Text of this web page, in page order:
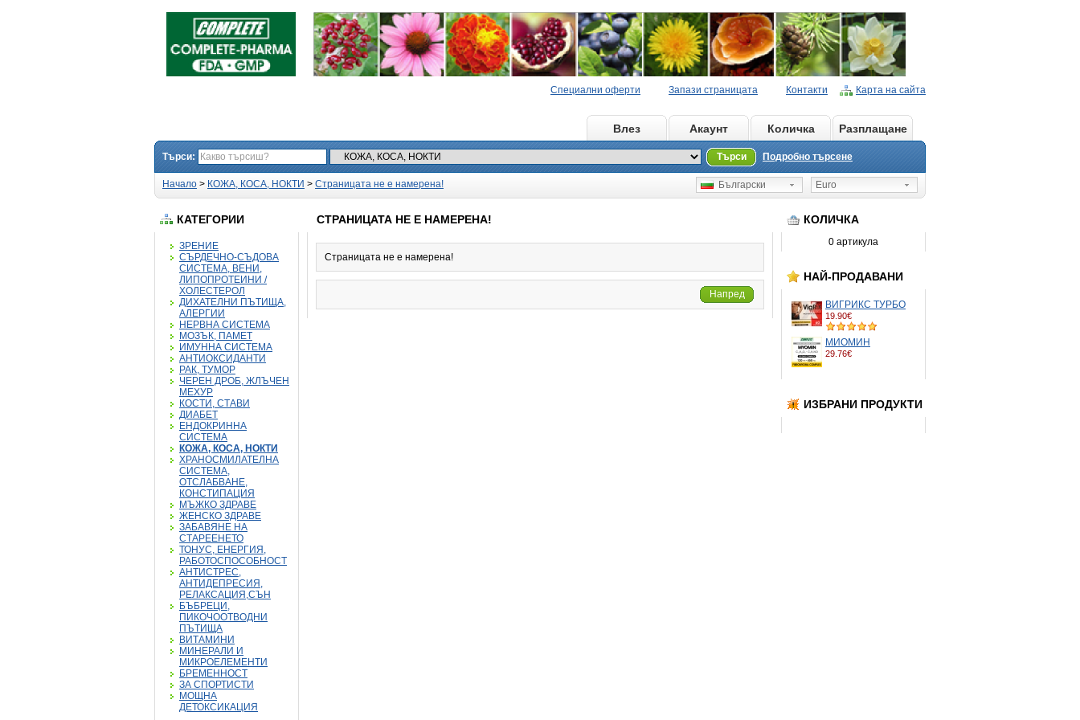
Специални оферти Запази страницата Контакти Карта на сайта
Влез Акаунт Количка Разплащане
Търси: Търси Подробно търсене
Начало > КОЖА, КОСА, НОКТИ > Страницата не е намерена! Euro
Български
КАТЕГОРИИ
ЗРЕНИЕ
СЪРДЕЧНО-СЪДОВА
СИСТЕМА, ВЕНИ,
ЛИПОПРОТЕИНИ /
ХОЛЕСТЕРОЛ
ДИХАТЕЛНИ ПЪТИЩА,
АЛЕРГИИ
НЕРВНА СИСТЕМА
МОЗЪК, ПАМЕТ
ИМУННА СИСТЕМА
АНТИОКСИДАНТИ
РАК, ТУМОР
ЧЕРЕН ДРОБ, ЖЛЪЧЕН
МЕХУР
КОСТИ, СТАВИ
ДИАБЕТ
ЕНДОКРИННА
СИСТЕМА
КОЖА, КОСА, НОКТИ
ХРАНОСМИЛАТЕЛНА
СИСТЕМА,
ОТСЛАБВАНЕ,
КОНСТИПАЦИЯ
МЪЖКО ЗДРАВЕ
ЖЕНСКО ЗДРАВЕ
ЗАБАВЯНЕ НА
СТАРЕЕНЕТО
ТОНУС, ЕНЕРГИЯ,
РАБОТОСПОСОБНОСТ
АНТИСТРЕС,
АНТИДЕПРЕСИЯ,
РЕЛАКСАЦИЯ,СЪН
БЪБРЕЦИ,
ПИКОЧООТВОДНИ
ПЪТИЩА
ВИТАМИНИ
МИНЕРАЛИ И
МИКРОЕЛЕМЕНТИ
БРЕМЕННОСТ
ЗА СПОРТИСТИ
МОЩНА
ДЕТОКСИКАЦИЯ
КОЛИЧКА
0 артикула
НАЙ-ПРОДАВАНИ
ВИГРИКС ТУРБО
19.90€
МИОМИН
29.76€
ИЗБРАНИ ПРОДУКТИ
СТРАНИЦАТА НЕ Е НАМЕРЕНА!
Страницата не е намерена!
Напред